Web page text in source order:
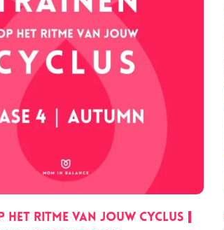
het ritme van jouw cyclus |